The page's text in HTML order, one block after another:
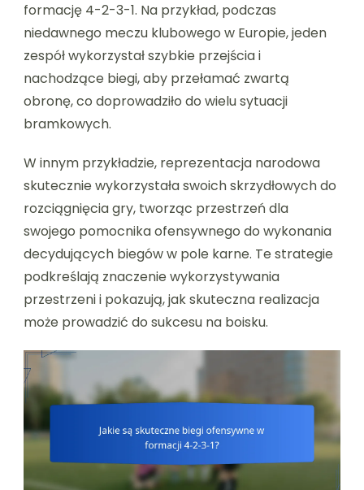
formację 4-2-3-1. Na przykład, podczas
niedawnego meczu klubowego w Europie, jeden
zespół wykorzystał szybkie przejścia i
nachodzące biegi, aby przełamać zwartą
obronę, co doprowadziło do wielu sytuacji
bramkowych.
W innym przykładzie, reprezentacja narodowa
skutecznie wykorzystała swoich skrzydłowych do
rozciągnięcia gry, tworząc przestrzeń dla
swojego pomocnika ofensywnego do wykonania
decydujących biegów w pole karne. Te strategie
podkreślają znaczenie wykorzystywania
przestrzeni i pokazują, jak skuteczna realizacja
może prowadzić do sukcesu na boisku.